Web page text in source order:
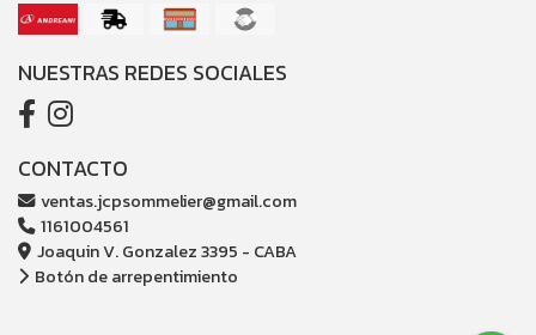
NUESTRAS REDES SOCIALES
CONTACTO
ventas.jcpsommelier@gmail.com
1161004561
Joaquin V. Gonzalez 3395 - CABA
Botón de arrepentimiento